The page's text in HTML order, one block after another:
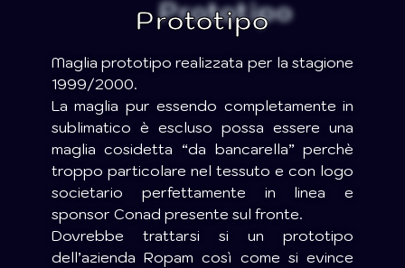
Prototipo
Maglia prototipo realizzata per la stagione
1999/2000.
La maglia pur essendo completamente in
sublimatico è escluso possa essere una
maglia cosidetta “da bancarella” perchè
troppo particolare nel tessuto e con logo
societario perfettamente in linea e
sponsor Conad presente sul fronte.
Dovrebbe trattarsi si un prototipo
dell’azienda Ropam così come si evince